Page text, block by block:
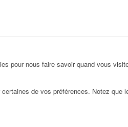
pour nous faire savoir quand vous
de vos préférences. Notez